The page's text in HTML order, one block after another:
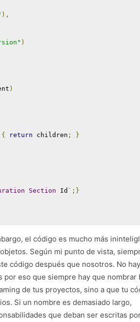
),
)
)
{ return children ; }
Section Id `;}
el código es mucho más
Según mi punto de vista,
código después que nosotros. No
por eso que siempre hay que nombrar
de tus proyectos, sino a que tu
Si un nombre es demasiado largo,
que deban ser escritas